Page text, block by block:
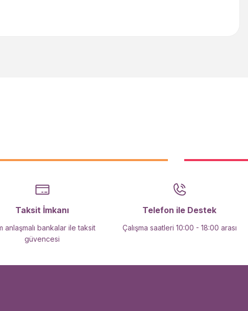
Taksit İmkanı
anlaşmalı bankalar ile taksit
güvencesi
Telefon ile Destek
Çalışma saatleri 10:00 - 18:00 arası